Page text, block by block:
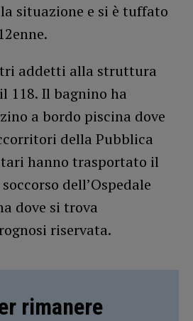
situazione e si è tuffato
addetti alla struttura
118. Il bagnino ha
a bordo piscina dove
della Pubblica
hanno trasportato il
dell’Ospedale
dove si trova
riservata.
rimanere